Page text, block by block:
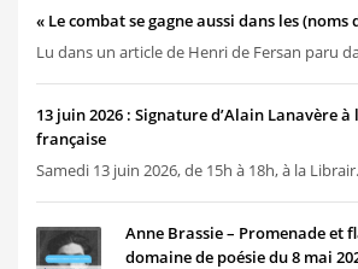
« Le combat se gagne aussi dans les (noms
Lu dans un article de Henri de Fersan paru
13 juin 2026 : Signature d’Alain Lanavère
française
Samedi 13 juin 2026, de 15h à 18h, à la
Anne Brassie – Promenade et
domaine de poésie du 8 mai